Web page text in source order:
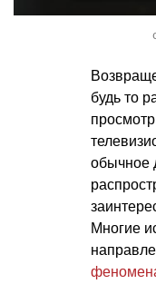
будь то
обычное
Многие